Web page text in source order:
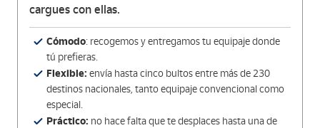
cargues con ellas.
Cómodo: recogemos y entregamos tu equipaje donde
tú prefieras.
Flexible: envía hasta cinco bultos entre más de 230
destinos nacionales, tanto equipaje convencional como
especial.
Práctico: no hace falta que te desplaces hasta una de